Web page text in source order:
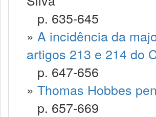
p. 635-645
» A incidência da
artigos 213 e 214 do
p. 647-656
» Thomas Hobbes
p. 657-669